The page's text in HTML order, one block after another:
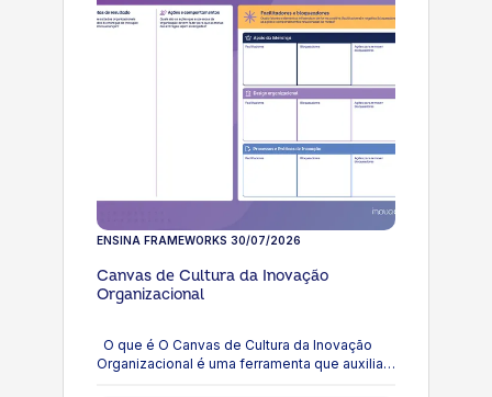
ENSINA FRAMEWORKS 30/07/2026
Canvas de Cultura da Inovação
Organizacional
O que é O Canvas de Cultura da Inovação
Organizacional é uma ferramenta que auxilia